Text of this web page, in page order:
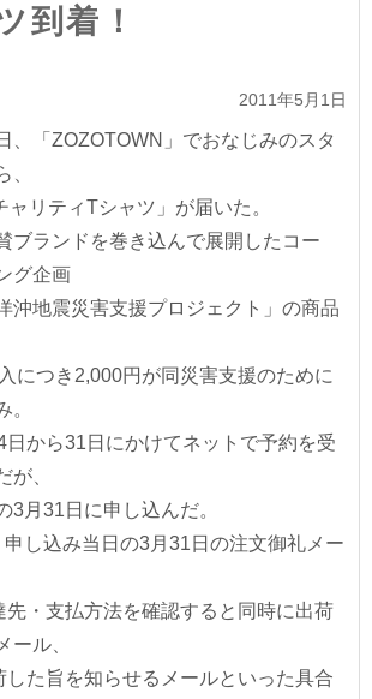
到着！
2011年5月1日
、「ZOZOTOWN」でおなじみのスタ
、
ャリティTシャツ」が届いた。
ブランドを巻き込んで展開したコー
グ企画
沖地震災害支援プロジェクト」の商品
につき2,000円が同災害支援のために
。
日から31日にかけてネットで予約を受
が、
3月31日に申し込んだ。
し込み当日の3月31日の注文御礼メー
先・支払方法を確認すると同時に出荷
ール、
した旨を知らせるメールといった具合